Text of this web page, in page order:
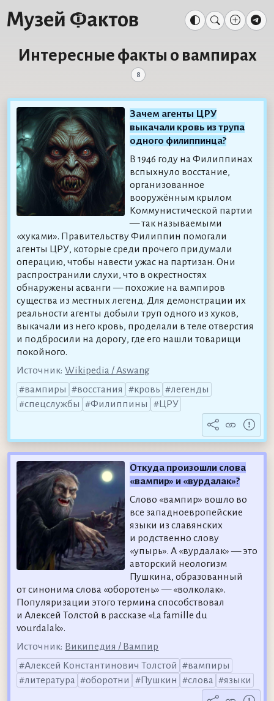
Интересные факты о вампирах
8
Зачем агенты ЦРУ
выкачали кровь из трупа
одного филиппинца?
В 1946 году на Филиппинах
вспыхнуло восстание,
организованное
вооружённым крылом
Коммунистической партии
— так называемыми
«хуками». Правительству Филиппин помогали
агенты ЦРУ, которые среди прочего придумали
операцию, чтобы навести ужас на партизан. Они
распространили слухи, что в окрестностях
обнаружены асванги — похожие на вампиров
существа из местных легенд. Для демонстрации их
реальности агенты добыли труп одного из хуков,
выкачали из него кровь, проделали в теле отверстия
и подбросили на дорогу, где его нашли товарищи
покойного.
Источник: Wikipedia / Aswang
вампиры
восстания кровь
легенды
спецслужбы
Филиппины ЦРУ
Откуда произошли слова
«вампир» и «вурдалак»?
Слово «вампир» вошло во
все западноевропейские
языки из славянских
и родственно слову
«упырь». А «вурдалак» — это
авторский неологизм
Пушкина, образованный
от синонима слова «оборотень» — «волколак».
Популяризации этого термина способствовал
и Алексей Толстой в рассказе «La famille du
vourdalak».
Источник: Википедия / Вампир
Алексей Константинович Толстой
вампиры
литература
оборотни Пушкин слова языки